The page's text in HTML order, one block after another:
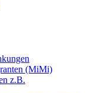
(MiMi)
z.B.